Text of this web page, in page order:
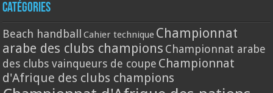
Catégories
Beach handball Cahier technique Championnat
arabe des clubs champions Championnat arabe
des clubs vainqueurs de coupe Championnat
d'Afrique des clubs champions